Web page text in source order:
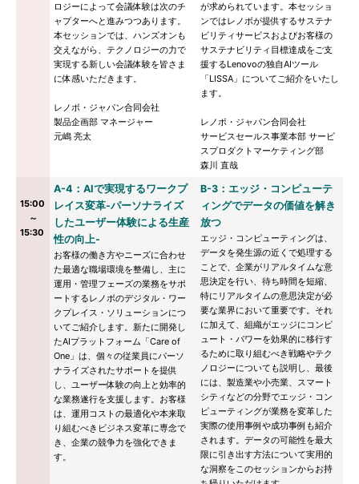
ロジーによって会議体験は次のチ
ャプターへと進みつつあります。
本セッションでは、ハンズオンも
交えながら、テクノロジーの力で
実現する新しい会議体験を皆さま
に体感いただきます。
レノボ・ジャパン合同会社
製品企画部 マネージャー
元嶋 亮太
が求められています。本セッショ
ンではレノボが提供するサステナ
ビリティサービスおよびお客様の
サステナビリティ目標達成をご支
援するLenovoの独自AIツール
「LISSA」についてご紹介をいたし
ます。
レノボ・ジャパン合同会社
サービスセールス事業本部 サービ
スプロダクトマーケティング部
森川 直哉
15:00
～
15:30
A-4：AIで実現するワークプ
レイス変革-パーソナライズ
したユーザー体験による生産
性の向上-
お客様の働き方やニーズに合わせ
た最適な職場環境を整備し、主に
運用・管理フェーズの業務をサポ
ートするレノボのデジタル・ワー
クプレイス・ソリューションにつ
いてご紹介します。新たに開発し
たAIプラットフォーム「Care of
One」は、個々の従業員にパーソ
ナライズされたサポートを提供
し、ユーザー体験の向上と効率的
な業務遂行を支援します。お客様
は、運用コストの最適化や本来取
り組むべきビジネス変革に専念で
き、企業の競争力を強化できま
す。
B-3：エッジ・コンピューテ
ィングでデータの価値を解き
放つ
エッジ・コンピューティングは、
データを発生源の近くで処理する
ことで、企業がリアルタイムな意
思決定を行い、待ち時間を短縮、
特にリアルタイムの意思決定が必
要な業界において重要です。それ
に加えて、組織がエッジにコンピ
ュート・パワーを効果的に移行す
るために取り組むべき戦略やテク
ノロジーについても説明し、最後
には、製造業や小売業、スマート
シティなどの分野でエッジ・コン
ピューティングが業務を変革した
実際の使用事例や成功事例も紹介
されます。データの可能性を最大
限に引き出す方法について実用的
な洞察をこのセッションからお持